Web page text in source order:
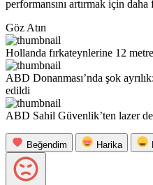
performansını artırmak için daha
Göz Atın
Hollanda fırkateynlerine 12
ABD Donanması’nda şok
edildi
ABD Sahil Güvenlik’ten lazer
Beğendim Harika